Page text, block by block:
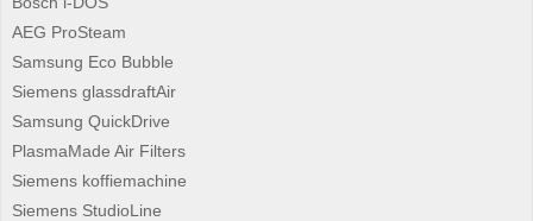
AEG ProSteam
Samsung Eco Bubble
Siemens glassdraftAir
Samsung QuickDrive
PlasmaMade Air Filters
Siemens koffiemachine
Siemens StudioLine